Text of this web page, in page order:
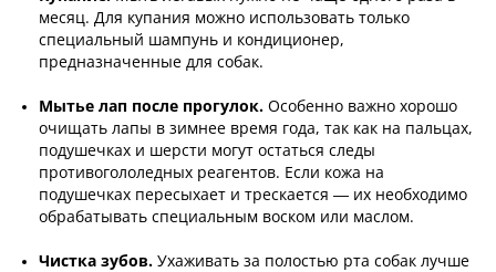
месяц. Для купания можно использовать только
специальный шампунь и кондиционер,
предназначенные для собак.
Мытье лап после прогулок. Особенно важно хорошо
очищать лапы в зимнее время года, так как на пальцах,
подушечках и шерсти могут остаться следы
противогололедных реагентов. Если кожа на
подушечках пересыхает и трескается — их необходимо
обрабатывать специальным воском или маслом.
Чистка зубов. Ухаживать за полостью рта собак лучше